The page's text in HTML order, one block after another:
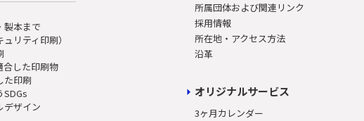
製本まで
リティ印刷）
合した印刷物
た印刷
SDGs
デザイン
所属団体および関連リンク
採用情報
所在地・アクセス方法
沿革
オリジナルサービス
3ヶ月カレンダー